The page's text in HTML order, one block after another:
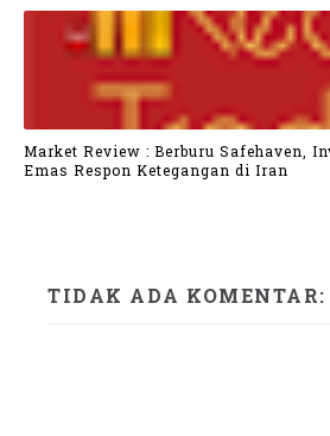
Market Review : Berburu Safehaven,
Emas Respon Ketegangan di Iran
TIDAK ADA KOMENTAR: